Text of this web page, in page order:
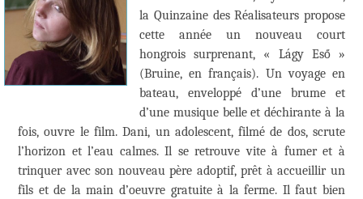
la Quinzaine des Réalisateurs propose
cette année un nouveau court
hongrois surprenant, « Lágy Eső »
(Bruine, en français). Un voyage en
bateau, enveloppé d’une brume et
d’une musique belle et déchirante à la
fois, ouvre le film. Dani, un adolescent, filmé de dos, scrute
l’horizon et l’eau calmes. Il se retrouve vite à fumer et à
trinquer avec son nouveau père adoptif, prêt à accueillir un
fils et de la main d’oeuvre gratuite à la ferme. Il faut bien